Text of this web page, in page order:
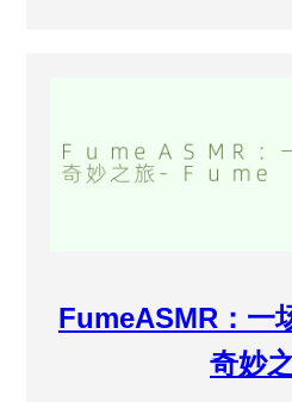
FumeASMR：一
奇妙